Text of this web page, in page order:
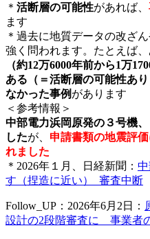
＊ 活断層の可能性があれば、
ます
＊過去に地質データの改ざ
強く問われます。たとえば
（約12万6000年前から1万
ある（＝活断層の可能性あ
なかった事例 があります
＜参考情報＞
中部電力浜岡原発の３号機
したが、 申請書類の地震評
れました
＊2026年１月、日経新聞：
す（捏造に近い）_審査中断
Follow_UP：2026年6月2日：
設計の2段階審査に 事業者